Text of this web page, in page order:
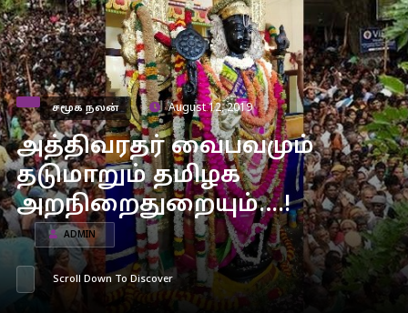
சமூக நலன் August 12, 2019
அத்திவரதர் வைபவமும்
தடுமாறும் தமிழக
அறநிறைதுறையும்….!
ADMIN
Scroll Down To Discover